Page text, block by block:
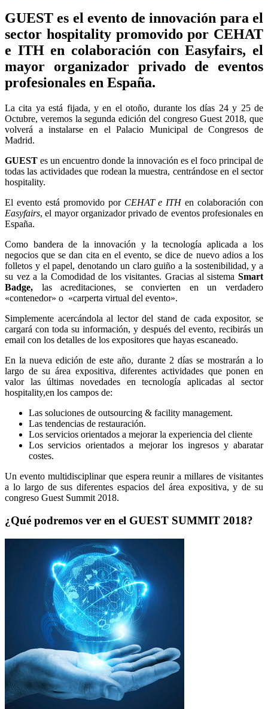
GUEST es el evento deinnovación para el
sector hospitality promovido por CEHAT
e ITH en colaboración con Easyfairs, el
mayor organizador privado de eventos
profesionales en España.
La cita ya está fijada, y en el otoño, durante los días 24 y 25 de
Octubre, veremos la segunda edición del congreso Guest 2018, que
volverá a instalarse en el Palacio Municipal de Congresos de
Madrid.
GUEST es un encuentro donde la innovación es el foco principal de
todas las actividades que rodean la muestra, centrándose en el sector
hospitality.
El evento está promovido por CEHAT e ITHen colaboración con
Easyfairs, el mayor organizador privado de eventos profesionales en
España.
Como bandera de la innovación y la tecnología aplicada a los
negocios que se dan cita en el evento, se dice de nuevo adios a los
folletos y el papel, denotando un claro guiño a la sostenibilidad, y a
su vez a la Comodidad de los visitantes. Gracias al sistema Smart
Badge, las acreditaciones, se convierten en un verdadero
«contenedor» o «carperta virtual del evento».
Simplemente acercándola al lector del stand de cada expositor, se
cargará con toda su información, y después del evento, recibirás un
email con los detalles de los expositores que hayas escaneado.
En la nueva edición de este año, durante 2 días se mostrarán a lo
largo de su área expositiva, diferentes actividades que ponen en
valor las últimas novedades en tecnología aplicadas al sector
hospitality,en los campos de:
Las soluciones de outsourcing & facility management.
Las tendencias de restauración.
Los servicios orientados a mejorar la experiencia del cliente
Los servicios orientados a mejorar los ingresos y abaratar
costes.
Un evento multidisciplinar que espera reunir a millares de visitantes
a lo largo de sus diferentes espacios del área expositiva, y de su
congreso Guest Summit 2018.
¿Qué podremos ver en el GUEST SUMMIT 2018?